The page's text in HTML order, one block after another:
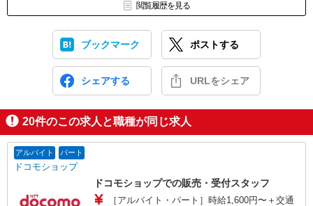
閲覧履歴を見る
ブックマーク ポストする
シェアする URLをシェア
20件のこの求人と職種が同じ求人
アルバイト パート
ドコモショップ
ドコモショップでの販売・受付スタッフ
［アルバイト・パート］時給1,600円〜＋交通